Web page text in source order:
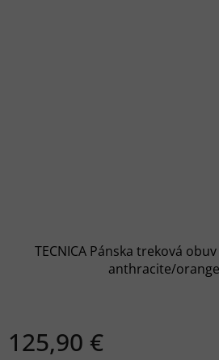
TECNICA Pánska treková obuv
anthracite/
125,90 €